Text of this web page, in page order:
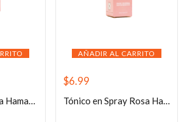
Suero Facial Rosa Hamamelis 30ml
AÑADIR AL CARRITO
$6.99
Tónico en Spray Rosa Hamamelis 150ml